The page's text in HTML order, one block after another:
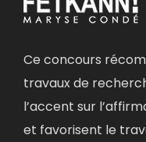
Ce concours
travaux de
l’accent sur
et favorisent le